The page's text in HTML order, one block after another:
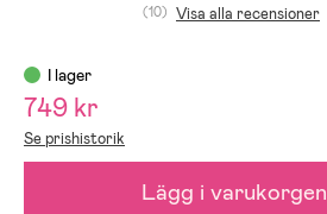
(10) Visa alla recensioner
I lager
749 kr
Se prishistorik
Lägg i varukorgen